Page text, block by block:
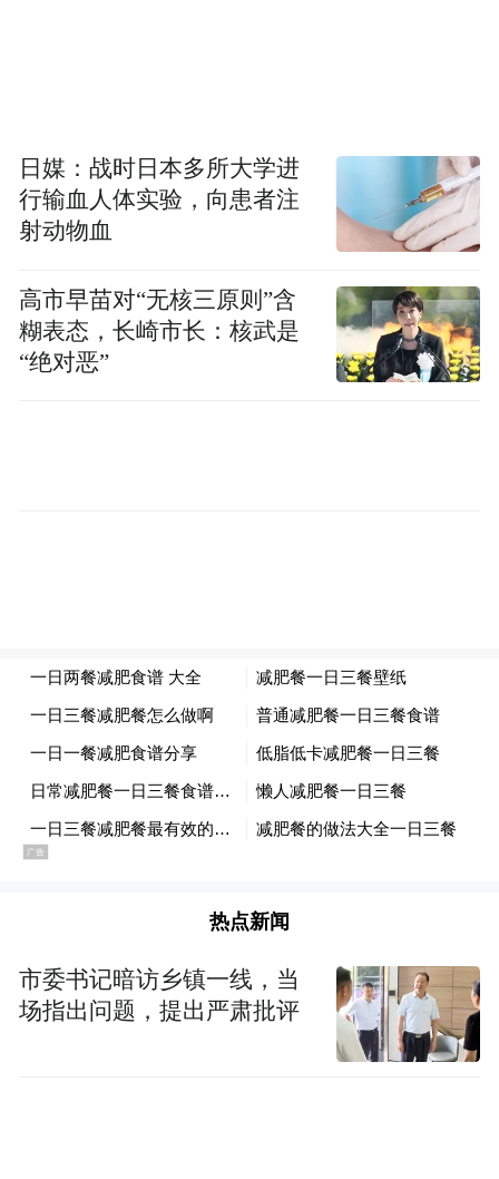
日媒：战时日本多所大学进
行输血人体实验，向患者注
射动物血
高市早苗对“无核三原则”含
糊表态，长崎市长：核武是
“绝对恶”
热点新闻
市委书记暗访乡镇一线，当
场指出问题，提出严肃批评